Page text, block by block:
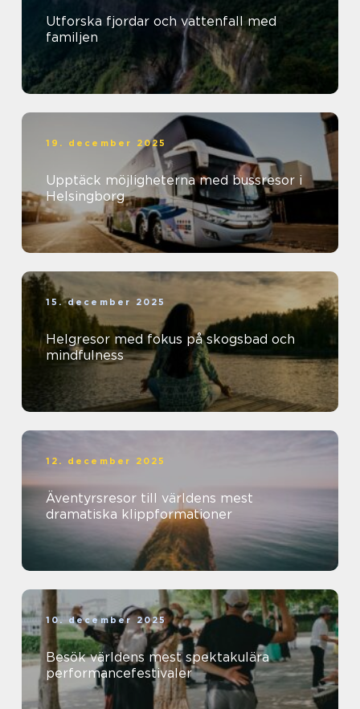
Utforska fjordar och vattenfall med
familjen
19. december 2025
Upptäck möjligheterna med bussresor i
Helsingborg
15. december 2025
Helgresor med fokus på skogsbad och
mindfulness
12. december 2025
Äventyrsresor till världens mest
dramatiska klippformationer
10. december 2025
Besök världens mest spektakulära
performancefestivaler